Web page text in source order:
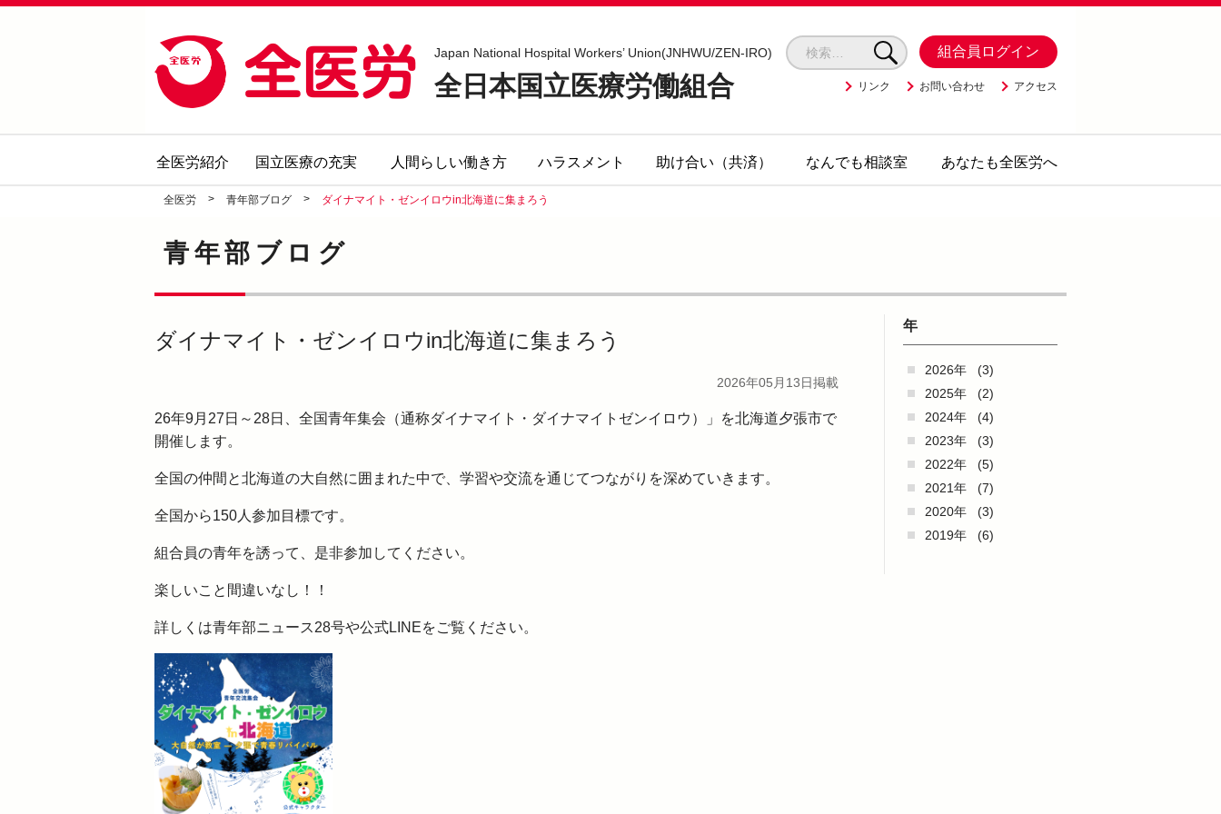
Japan National Hospital Workers’ Union(JNHWU/ZEN-IRO)
全日本国立医療労働組合
組合員ログイン
リンク お問い合わせ アクセス
全医労紹介 国立医療の充実 人間らしい働き方 ハラスメント 助け合い（共済） なんでも相談室 あなたも全医労へ
全医労 > 青年部ブログ > ダイナマイト・ゼンイロウin北海道に集まろう
青年部ブログ
ダイナマイト・ゼンイロウin北海道に集まろう
2026年05月13日掲載
26年9月27日～28日、全国青年集会（通称ダイナマイト・ダイナマイトゼンイロウ）」を北海道夕張市で
開催します。
全国の仲間と北海道の大自然に囲まれた中で、学習や交流を通じてつながりを深めていきます。
全国から150人参加目標です。
組合員の青年を誘って、是非参加してください。
楽しいこと間違いなし！！
詳しくは青年部ニュース28号や公式LINEをご覧ください。
年
2026年
(3)
2025年
(2)
2024年
(4)
2023年
(3)
2022年
(5)
2021年
(7)
2020年
(3)
2019年
(6)